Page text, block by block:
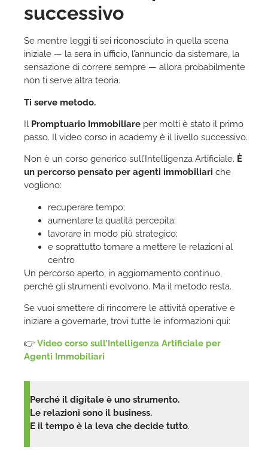
successivo
Se mentre leggi ti sei riconosciuto in quella scena
iniziale — la sera in ufficio, l’annuncio da sistemare, la
sensazione di correre sempre — allora probabilmente
non ti serve altra teoria.
Ti serve metodo.
Il Promptuario Immobiliare per molti è stato il primo
passo. Il video corso in academy è il livello successivo.
Non è un corso generico sull’Intelligenza Artificiale. È
un percorso pensato per agenti immobiliari che
vogliono:
recuperare tempo;
aumentare la qualità percepita;
lavorare in modo più strategico;
e soprattutto tornare a mettere le relazioni al
centro
Un percorso aperto, in aggiornamento continuo,
perché gli strumenti evolvono. Ma il metodo resta.
Se vuoi smettere di rincorrere le attività operative e
iniziare a governarle, trovi tutte le informazioni qui:
👉Video corso sull’Intelligenza Artificiale per
Agenti Immobiliari
Perché il digitale è uno strumento.
Le relazioni sono il business.
E il tempo è la leva che decide tutto.